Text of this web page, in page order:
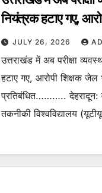
नियंत्रक हटाए गए,
परीक्षा कार्यों से
JULY 26, 2026
उत्तराखंड में अब परीक्षा
हटाए गए, आरोपी शिक्षक जेल
प्रतिबंधित……….. देहरादून:
तकनीकी विश्वविद्यालय